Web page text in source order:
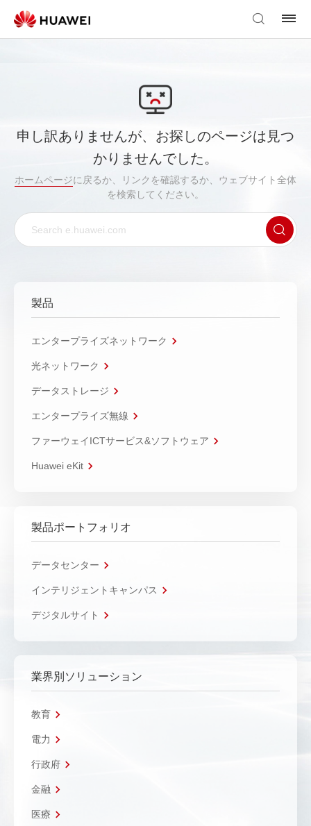
申し訳ありませんが、お探しのページは見つ
かりませんでした。
ホームページに戻るか、リンクを確認するか、ウェブサイト全体
を検索してください。
製品
エンタープライズネットワーク
光ネットワーク
データストレージ
エンタープライズ無線
ファーウェイICTサービス&ソフトウェア
Huawei eKit
製品ポートフォリオ
データセンター
インテリジェントキャンパス
デジタルサイト
業界別ソリューション
教育
電力
行政府
金融
医療